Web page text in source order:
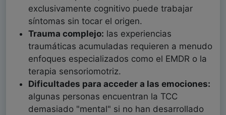
exclusivamente cognitivo puede trabajar
síntomas sin tocar el origen.
Trauma complejo: las experiencias
traumáticas acumuladas requieren a menudo
enfoques especializados como el EMDR o la
terapia sensoriomotriz.
Dificultades para acceder a las emociones:
algunas personas encuentran la TCC
demasiado "mental" si no han desarrollado